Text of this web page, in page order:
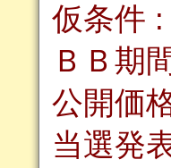
仮条件
ＢＢ期
公開価
当選発